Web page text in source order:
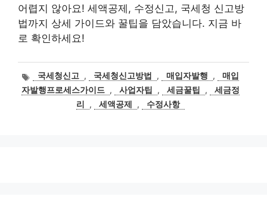
어렵지 않아요! 세액공제, 수정신고, 국세청 신고방
법까지 상세 가이드와 꿀팁을 담았습니다. 지금 바
로 확인하세요!
태
그
국세청신고 , 국세청신고방법 , 매입자발행 ,
매입
자발행프로세스가이드 , 사업자팁 , 세금꿀팁 ,
세금정
리
, 세액공제 , 수정사항